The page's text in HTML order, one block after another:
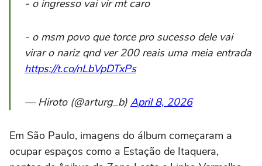
- o ingresso vai vir mt caro
- o msm povo que torce pro sucesso dele vai
virar o nariz qnd ver 200 reais uma meia entrada
https://t.co/nLbVpDTxPs
— Hiroto (@arturg_b) April 8, 2026
Em São Paulo, imagens do álbum começaram a
ocupar espaços como a Estação de Itaquera,